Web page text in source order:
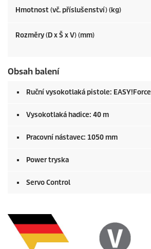
Hmotnost (vč. příslušenství) (kg)
Rozměry (D x Š x V) (mm)
Obsah balení
Ruční vysokotlaká pistole: EASY!Force
Vysokotlaká hadice: 40 m
Pracovní nástavec: 1050 mm
Power tryska
Servo Control